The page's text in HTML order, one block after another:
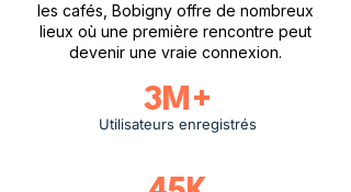
les cafés, Bobigny offre de nombreux
lieux où une première rencontre peut
devenir une vraie connexion.
3M+
Utilisateurs enregistrés